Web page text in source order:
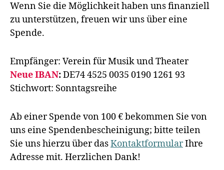
Wenn Sie die Möglichkeit haben uns finanziell
zu unterstützen, freuen wir uns über eine
Spende.
Empfänger: Verein für Musik und Theater
Neue IBAN:DE74 4525 0035 0190 1261 93
Stichwort: Sonntagsreihe
Ab einer Spende von 100 € bekommen Sie von
uns eine Spendenbescheinigung; bitte teilen
Sie uns hierzu über dasKontaktformularIhre
Adresse mit. Herzlichen Dank!